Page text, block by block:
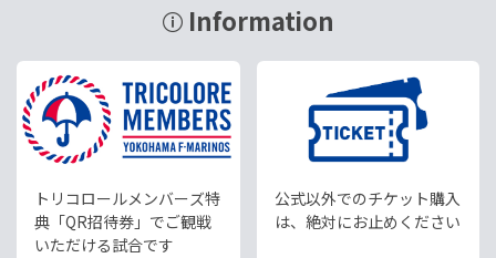
Information
トリコロールメンバーズ特
典「QR招待券」でご観戦
いただける試合です
公式以外でのチケット購入
は、絶対にお止めください